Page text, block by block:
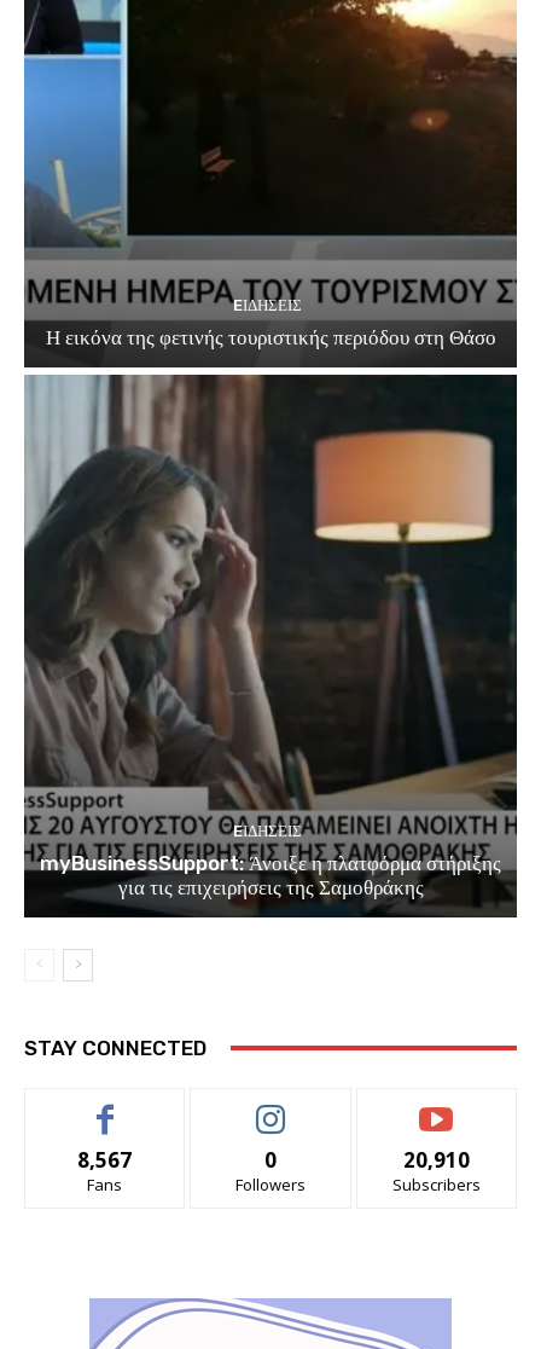
EΙΔΗΣΕΙΣ
Η εικόνα της φετινής τουριστικής περιόδου στη Θάσο
EΙΔΗΣΕΙΣ
myBusinessSupport: Άνοιξε η πλατφόρμα στήριξης
για τις επιχειρήσεις της Σαμοθράκης
STAY CONNECTED
8,567
Fans
0
Followers
20,910
Subscribers